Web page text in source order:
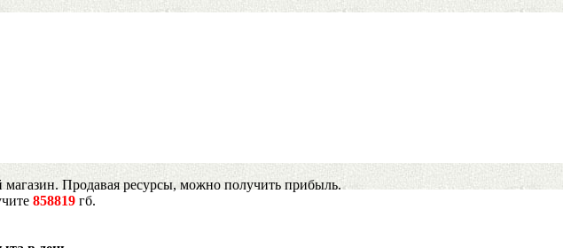
Продавая ресурсы, можно получить прибыль.
858819 гб.